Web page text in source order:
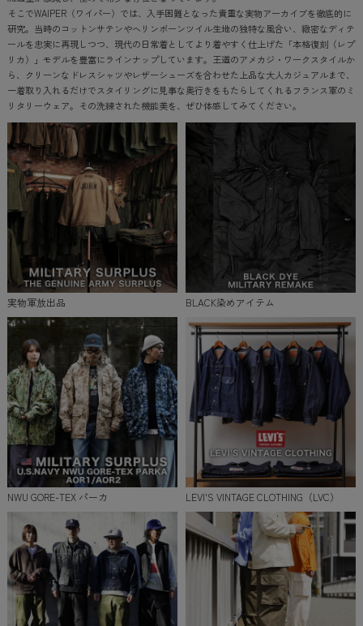
そこでWAIPER（ワイパー）では、入手困難となった貴重な実物アーカイブを徹底的に
研究。当時のコットンサテンやヘリンボーンツイル生地の独特な風合い、緻密なディテ
ールを忠実に再現しつつ、現代の日常着としてより着やすく仕上げた「本格復刻（レプ
リカ）」モデルを豊富にラインナップしています。王道のアメカジ・ワークスタイルか
ら、クリーンなドレスシャツやレザーシューズを合わせた上品な大人カジュアルまで、
一着取り入れるだけでスタイリングに見事な奥行きをもたらしてくれるフランス軍のミ
リタリーウェア。その洗練された機能美を、ぜひ体感してみてください。
実物軍放出品 BLACK染めアイテム
NWU GORE-TEX パーカ LEVI'S VINTAGE CLOTHING（LVC）